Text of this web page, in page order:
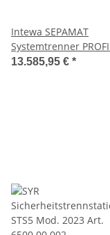
Intewa SEPAMAT
Systemtrenner
12 m³/h Kategorie 5
13.585,95 € *